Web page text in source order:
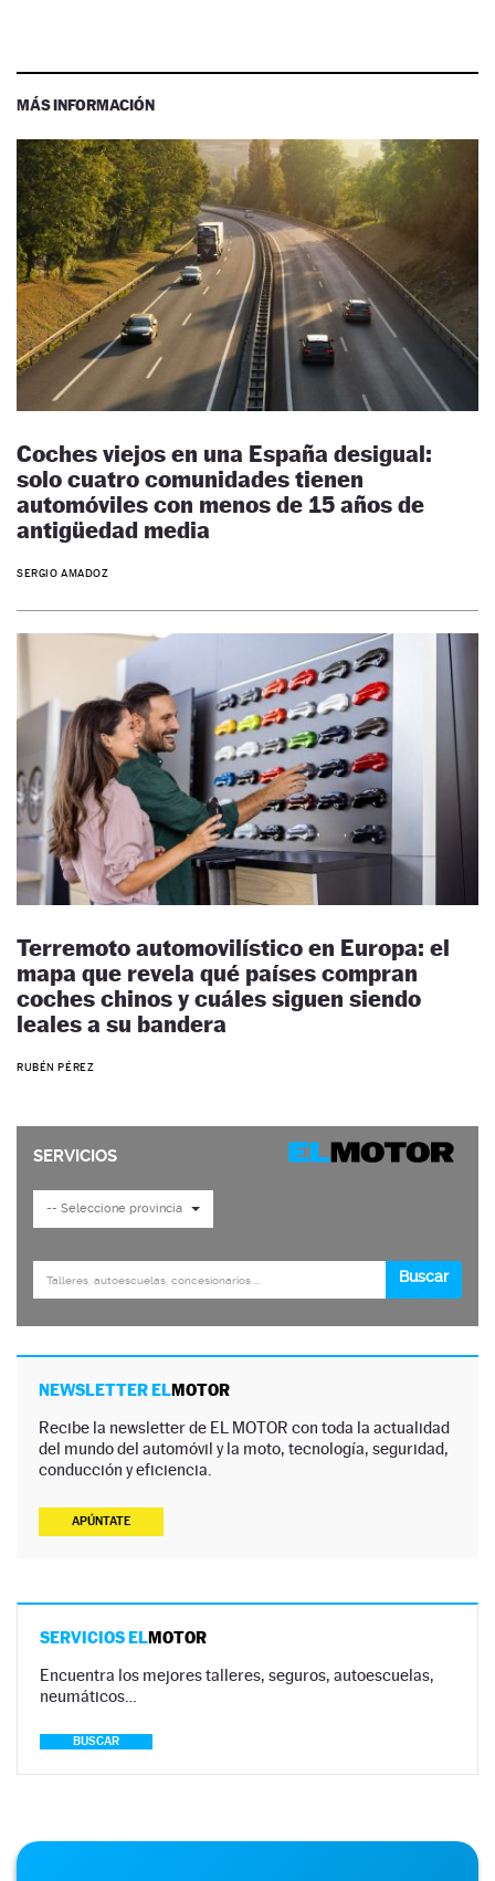
MÁS INFORMACIÓN
Coches viejos en una España desigual:
solo cuatro comunidades tienen
automóviles con menos de 15 años de
antigüedad media
SERGIO AMADOZ
Terremoto automovilístico en Europa: el
mapa que revela qué países compran
coches chinos y cuáles siguen siendo
leales a su bandera
RUBÉN PÉREZ
NEWSLETTER ELMOTOR
Recibe la newsletter de EL MOTOR con toda la actualidad
del mundo del automóvil y la moto, tecnología, seguridad,
conducción y eficiencia.
APÚNTATE
SERVICIOS ELMOTOR
Encuentra los mejores talleres, seguros, autoescuelas,
neumáticos…
BUSCAR